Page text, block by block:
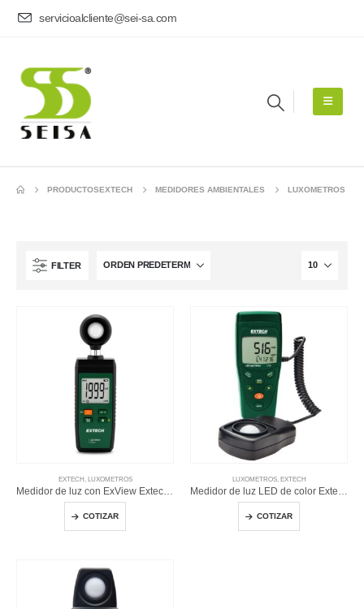
servicioalcliente@sei-sa.com
PRODUCTOSEXTECH MEDIDORES AMBIENTALES LUXOMETROS
FILTER
EXTECH LUXOMETROS
COTIZAR
LUXOMETROS, EXTECH
COTIZAR